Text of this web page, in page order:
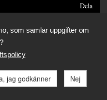
Dela
som samlar uppgifter om
jag godkänner Nej